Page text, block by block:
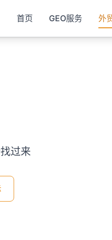
首页 GEO服务 外
过来